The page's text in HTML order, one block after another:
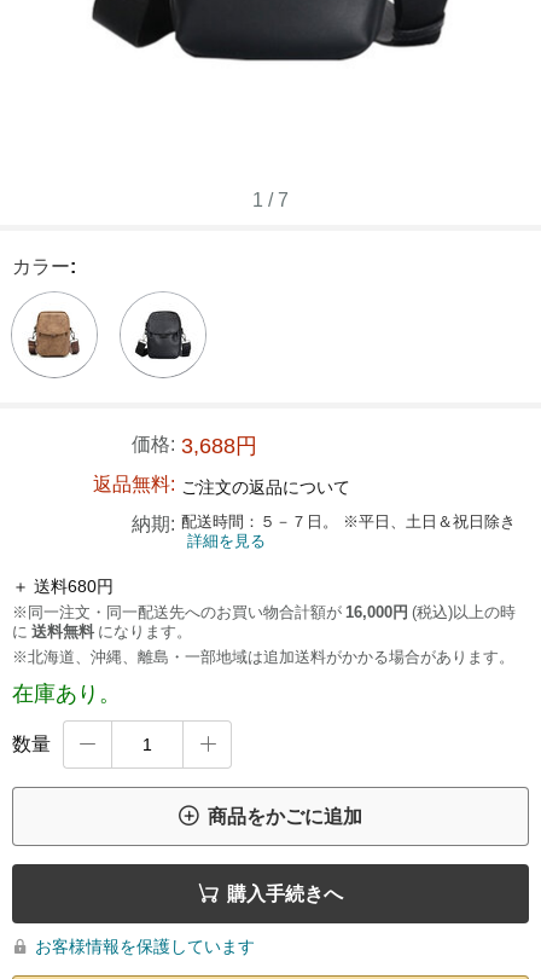
1 /7
カラー:
価格: 3,688円
返品無料: ご注文の返品について
納期: 配送時間：５－７日。 ※平日、土日＆祝日除き
詳細を見る
＋ 送料680円
※同一注文・同一配送先へのお買い物合計額が 16,000円 (税込)以上の時
に 送料無料 になります。
※北海道、沖縄、離島・一部地域は追加送料がかかる場合があります。
在庫あり。
数量  
 商品をかごに追加
 購入手続きへ
 お客様情報を保護しています